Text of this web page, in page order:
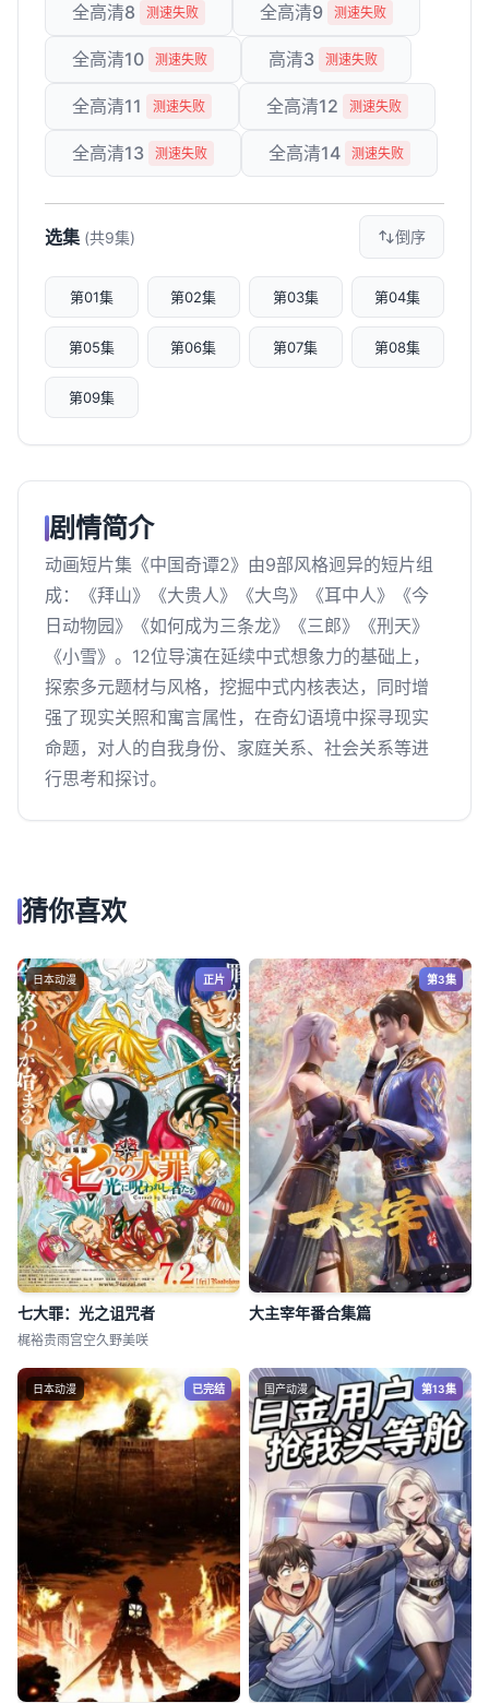
全高清8 测速失败 全高清9 测速失败
全高清10 测速失败 高清3 测速失败
全高清11 测速失败 全高清12 测速失败
全高清13 测速失败 全高清14 测速失败
选集 (共9集) 倒序
第01集 第02集 第03集 第04集
第05集 第06集 第07集 第08集
第09集
剧情简介
动画短片集《中国奇谭2》由9部风格迥异的短片组
成：《拜山》《大贵人》《大鸟》《耳中人》《今
日动物园》《如何成为三条龙》《三郎》《刑天》
《小雪》。12位导演在延续中式想象力的基础上，
探索多元题材与风格，挖掘中式内核表达，同时增
强了现实关照和寓言属性，在奇幻语境中探寻现实
命题，对人的自我身份、家庭关系、社会关系等进
行思考和探讨。
猜你喜欢
日本动漫 正片
七大罪：光之诅咒者
梶裕贵雨宫空久野美咲
第3集
大主宰年番合集篇
日本动漫 已完结 国产动漫 第13集